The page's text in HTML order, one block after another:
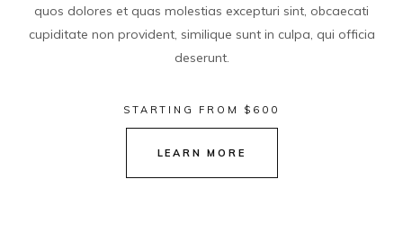
STARTING FROM $600
LEARN MORE
quos dolores et quas molestias excepturi sint, obcaecati
cupiditate non provident, similique sunt in culpa, qui officia
deserunt.